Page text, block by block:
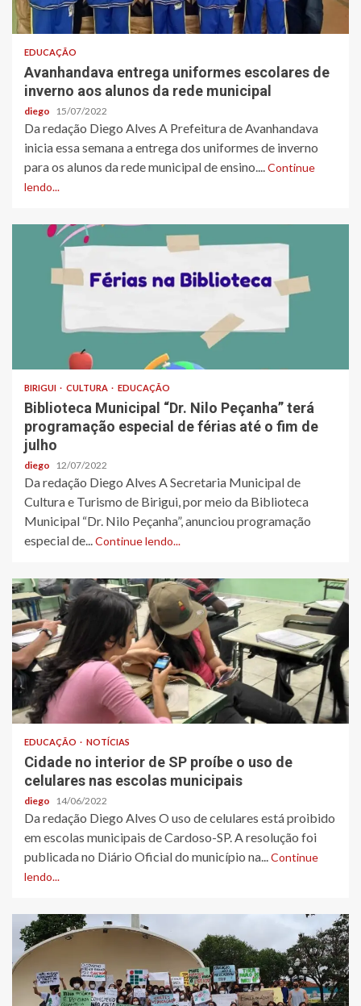
EDUCAÇÃO
Avanhandava entrega uniformes escolares de
inverno aos alunos da rede municipal
diego 15/07/2022
Da redação Diego Alves A Prefeitura de Avanhandava
inicia essa semana a entrega dos uniformes de inverno
para os alunos da rede municipal de ensino....Continue
lendo...
BIRIGUI CULTURA EDUCAÇÃO
Biblioteca Municipal “Dr. Nilo Peçanha” terá
programação especial de férias até o fim de
julho
diego 12/07/2022
Da redação Diego Alves A Secretaria Municipal de
Cultura e Turismo de Birigui, por meio da Biblioteca
Municipal “Dr. Nilo Peçanha”, anunciou programação
especial de...Continue lendo...
EDUCAÇÃO NOTÍCIAS
Cidade no interior de SP proíbe o uso de
celulares nas escolas municipais
diego 14/06/2022
Da redação Diego Alves O uso de celulares está proibido
em escolas municipais de Cardoso-SP. A resolução foi
publicada no Diário Oficial do município na...Continue
lendo...